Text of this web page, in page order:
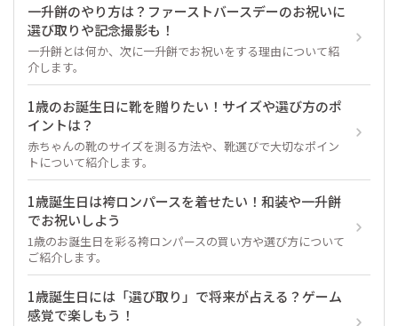
一升餅のやり方は？ファーストバースデーのお祝いに
選び取りや記念撮影も！
一升餅とは何か、次に一升餅でお祝いをする理由について紹
介します。
1歳のお誕生日に靴を贈りたい！サイズや選び方のポ
イントは？
赤ちゃんの靴のサイズを測る方法や、靴選びで大切なポイン
トについて紹介します。
1歳誕生日は袴ロンパースを着せたい！和装や一升餅
でお祝いしよう
1歳のお誕生日を彩る袴ロンパースの買い方や選び方について
ご紹介します。
1歳誕生日には「選び取り」で将来が占える？ゲーム
感覚で楽しもう！